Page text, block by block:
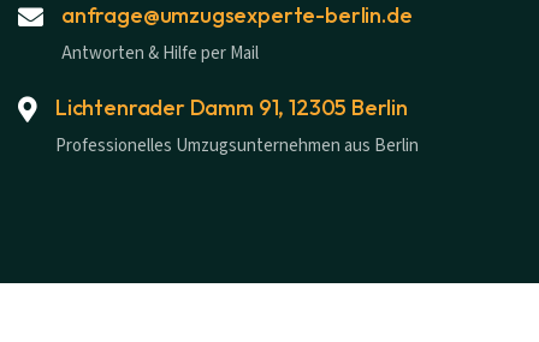
anfrage@umzugsexperte-berlin.de
Antworten & Hilfe per Mail
Lichtenrader Damm 91, 12305 Berlin
Professionelles Umzugsunternehmen aus Berlin